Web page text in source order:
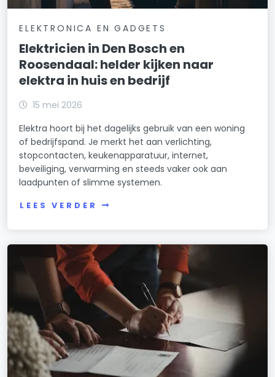
ELEKTRONICA EN GADGETS
Elektricien in Den Bosch en
Roosendaal: helder kijken naar
elektra in huis en bedrijf
15 mei 2026
Elektra hoort bij het dagelijks gebruik van een woning
of bedrijfspand. Je merkt het aan verlichting,
stopcontacten, keukenapparatuur, internet,
beveiliging, verwarming en steeds vaker ook aan
laadpunten of slimme systemen.
LEES VERDER